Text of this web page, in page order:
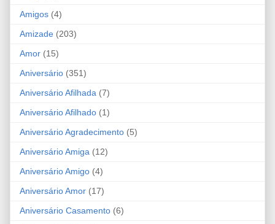
Amigos (4)
Amizade (203)
Amor (15)
Aniversário (351)
Aniversário Afilhada (7)
Aniversário Afilhado (1)
Aniversário Agradecimento (5)
Aniversário Amiga (12)
Aniversário Amigo (4)
Aniversário Amor (17)
Aniversário Casamento (6)